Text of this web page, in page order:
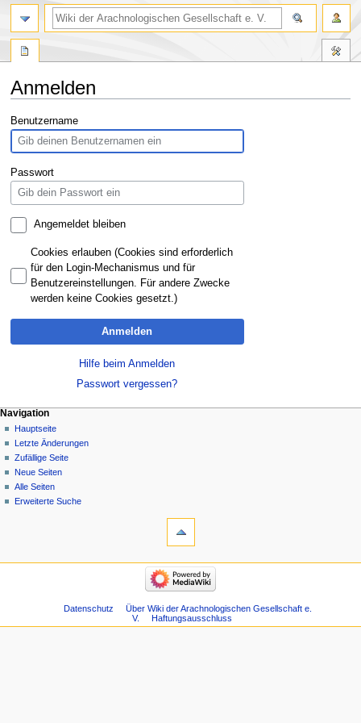
Anmelden
Zur
Navigation
springen
Zur
Suche
springen
Benutzername
Passwort
Angemeldet bleiben
Cookies erlauben (Cookies sind erforderlich
für den Login-Mechanismus und für
Benutzereinstellungen. Für andere Zwecke
werden keine Cookies gesetzt.)
Anmelden
Hilfe beim Anmelden
Passwort vergessen?
Navigation
Hauptseite
Letzte Änderungen
Zufällige Seite
Neue Seiten
Alle Seiten
Erweiterte Suche
Datenschutz
Über Wiki der Arachnologischen Gesellschaft e.
V.
Haftungsausschluss